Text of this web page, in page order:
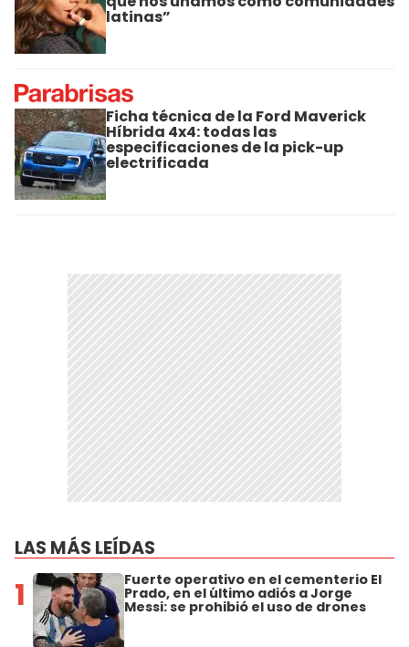
latinas”
Ficha técnica de la Ford Maverick
Híbrida 4x4: todas las
especificaciones de la pick-up
electrificada
LAS MÁS LEÍDAS
1 Fuerte operativo en el cementerio El
Prado, en el último adiós a Jorge
Messi: se prohibió el uso de drones